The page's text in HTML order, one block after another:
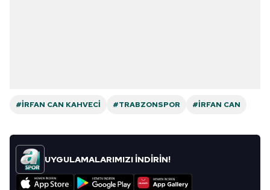
#İRFAN CAN KAHVECI #TRABZONSPOR #İRFAN CAN
UYGULAMALARIMIZI İNDİRİN!